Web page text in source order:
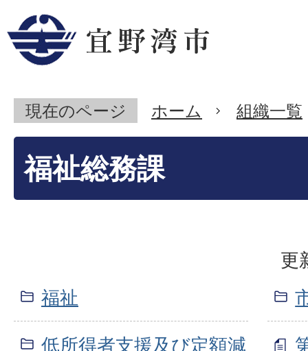
現在のページ ホーム 組織一覧
福祉総務課
更
福祉
低所得者支援及び定額減